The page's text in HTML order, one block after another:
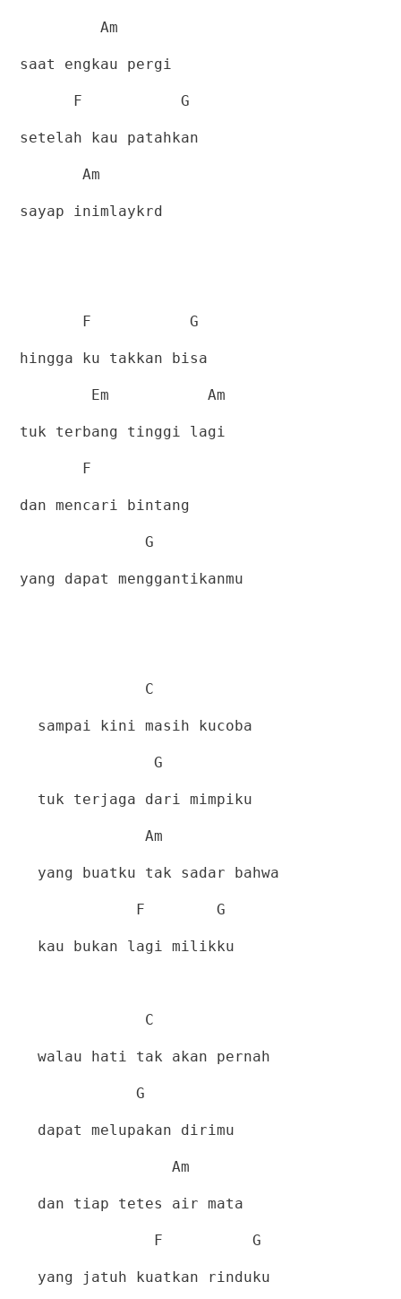
Am
saat engkau pergi
F G
setelah kau patahkan
Am
sayap inimlaykrd
F G
hingga ku takkan bisa
Em Am
tuk terbang tinggi lagi
F
dan mencari bintang
G
yang dapat menggantikanmu
C
sampai kini masih kucoba
G
tuk terjaga dari mimpiku
Am
yang buatku tak sadar bahwa
F G
kau bukan lagi milikku
C
walau hati tak akan pernah
G
dapat melupakan dirimu
Am
dan tiap tetes air mata
F G
yang jatuh kuatkan rinduku